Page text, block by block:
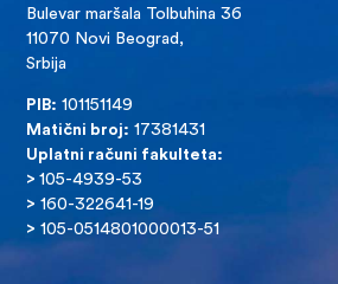
Bulevar maršala Tolbuhina 36
11070 Novi Beograd,
Srbija
PIB: 101151149
Matični broj: 17381431
Uplatni računi fakulteta:
>105-4939-53
> 160-322641-19
> 105-0514801000013-51